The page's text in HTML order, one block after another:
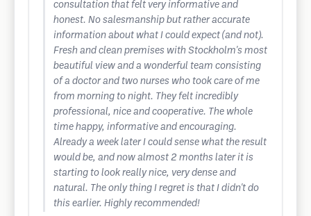
consultation that felt very informative and
honest. No salesmanship but rather accurate
information about what I could expect (and not).
Fresh and clean premises with Stockholm's most
beautiful view and a wonderful team consisting
of a doctor and two nurses who took care of me
from morning to night. They felt incredibly
professional, nice and cooperative. The whole
time happy, informative and encouraging.
Already a week later I could sense what the result
would be, and now almost 2 months later it is
starting to look really nice, very dense and
natural. The only thing I regret is that I didn't do
this earlier. Highly recommended!